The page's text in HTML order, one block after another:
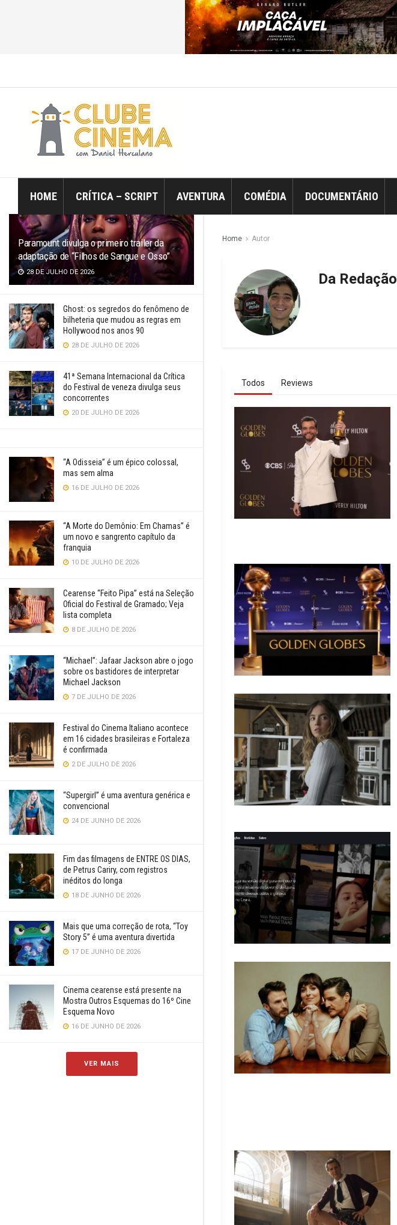
Paramount divulga o primeiro trailer da
adaptação de “Filhos de Sangue e Osso”
28 DE JULHO DE 2026
Ghost: os segredos do fenômeno de
bilheteria que mudou as regras em
Hollywood nos anos 90
28 DE JULHO DE 2026
41ª Semana Internacional da Crítica
do Festival de veneza divulga seus
concorrentes
20 DE JULHO DE 2026
“A Odisseia” é um épico colossal,
mas sem alma
16 DE JULHO DE 2026
“A Morte do Demônio: Em Chamas” é
um novo e sangrento capítulo da
franquia
10 DE JULHO DE 2026
Cearense “Feito Pipa” está na Seleção
Oficial do Festival de Gramado; Veja
lista completa
8 DE JULHO DE 2026
“Michael”: Jafaar Jackson abre o jogo
sobre os bastidores de interpretar
Michael Jackson
7 DE JULHO DE 2026
Festival do Cinema Italiano acontece
em 16 cidades brasileiras e Fortaleza
é confirmada
2 DE JULHO DE 2026
“Supergirl” é uma aventura genérica e
convencional
24 DE JUNHO DE 2026
Fim das filmagens de ENTRE OS DIAS,
de Petrus Cariry, com registros
inéditos do longa
18 DE JUNHO DE 2026
Mais que uma correção de rota, “Toy
Story 5” é uma aventura divertida
17 DE JUNHO DE 2026
Cinema cearense está presente na
Mostra Outros Esquemas do 16º Cine
Esquema Novo
16 DE JUNHO DE 2026
VER MAIS
HOME CRÍTICA – SCRIPT AVENTURA COMÉDIA DOCUMENTÁRIO
Home Autor
Da Redação
Todos Reviews